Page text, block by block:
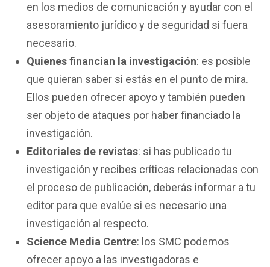
en los medios de comunicación y ayudar con el
asesoramiento jurídico y de seguridad si fuera
necesario.
Quienes financian la investigación: es posible
que quieran saber si estás en el punto de mira.
Ellos pueden ofrecer apoyo y también pueden
ser objeto de ataques por haber financiado la
investigación.
Editoriales de revistas: si has publicado tu
investigación y recibes críticas relacionadas con
el proceso de publicación, deberás informar a tu
editor para que evalúe si es necesario una
investigación al respecto.
Science Media Centre: los SMC podemos
ofrecer apoyo a las investigadoras e